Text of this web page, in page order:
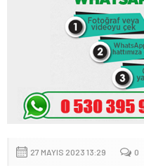
27 MAYIS 2023 13:29 0